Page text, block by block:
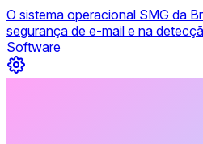
O sistema operacional SMG da
segurança de e-mail e na
Software